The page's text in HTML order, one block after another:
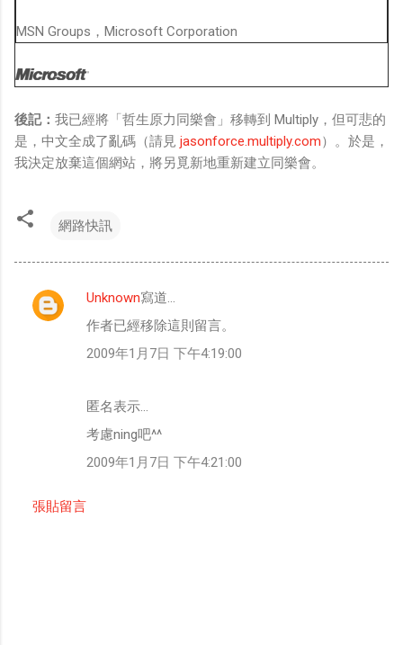
MSN Groups，Microsoft Corporation
後記： 我已經將「哲生原力同樂會」移轉到 Multiply，但可悲的
是，中文全成了亂碼（請見 jasonforce.multiply.com）。於是，
我決定放棄這個網站，將另覓新地重新建立同樂會。
網路快訊
留
Unknown寫道…
作者已經移除這則留言。
2009年1月7日 下午4:19:00
匿名表示…
考慮ning吧^^
2009年1月7日 下午4:21:00
張貼留言